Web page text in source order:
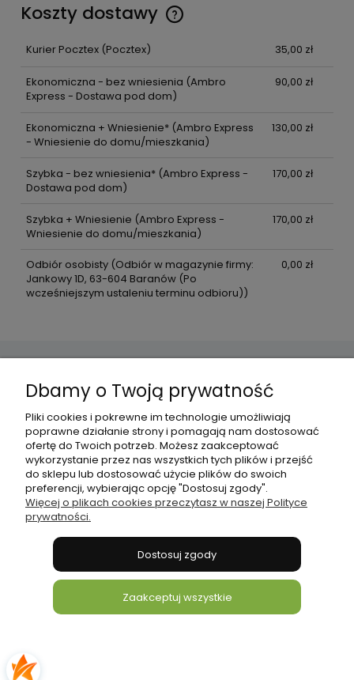
Koszty dostawy
Kurier Pocztex(Pocztex) 35,00 zł
Ekonomiczna - bez wniesienia (Ambro
Express - Dostawa pod dom)
90,00 zł
Ekonomiczna + Wniesienie*(Ambro Express
- Wniesienie do domu/mieszkania)
130,00 zł
Szybka - bez wniesienia*(Ambro Express -
Dostawa pod dom)
170,00 zł
Szybka + Wniesienie (Ambro Express -
Wniesienie do domu/mieszkania)
170,00 zł
Odbiór osobisty(Odbiór w magazynie firmy:
Jankowy 1D, 63-604 Baranów (Po
wcześniejszym ustaleniu terminu odbioru))
0,00 zł
Pomoc
Płatności i dostawa
Informacje
O nas
bonni
Sklep internetowy Shoper.pl
Dbamy o Twoją prywatność
Pliki cookies i pokrewne im technologie umożliwiają
poprawne działanie strony i pomagają nam dostosować
ofertę do Twoich potrzeb. Możesz zaakceptować
wykorzystanie przez nas wszystkich tych plików i przejść
do sklepu lub dostosować użycie plików do swoich
preferencji, wybierając opcję "Dostosuj zgody".
Więcej o plikach cookies przeczytasz w naszej Polityce
prywatności.
Dostosuj zgody
Zaakceptuj wszystkie